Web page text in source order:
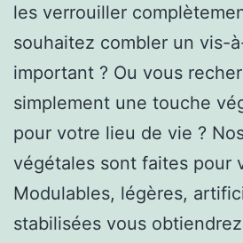
les verrouiller
souhaitez combler un vis-
important ? Ou vous
simplement une touche
pour votre lieu de vie ?
végétales sont faites pour
Modulables, légères,
stabilisées vous